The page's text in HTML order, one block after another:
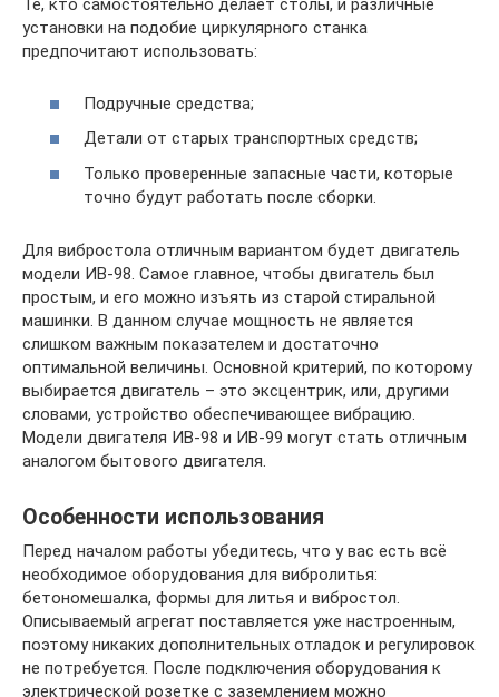
Те, кто самостоятельно делает столы, и различные
установки на подобие циркулярного станка
предпочитают использовать:
Подручные средства;
Детали от старых транспортных средств;
Только проверенные запасные части, которые
точно будут работать после сборки.
Для вибростола отличным вариантом будет двигатель
модели ИВ-98. Самое главное, чтобы двигатель был
простым, и его можно изъять из старой стиральной
машинки. В данном случае мощность не является
слишком важным показателем и достаточно
оптимальной величины. Основной критерий, по которому
выбирается двигатель – это эксцентрик, или, другими
словами, устройство обеспечивающее вибрацию.
Модели двигателя ИВ-98 и ИВ-99 могут стать отличным
аналогом бытового двигателя.
Особенности использования
Перед началом работы убедитесь, что у вас есть всё
необходимое оборудования для вибролитья:
бетономешалка, формы для литья и вибростол.
Описываемый агрегат поставляется уже настроенным,
поэтому никаких дополнительных отладок и регулировок
не потребуется. После подключения оборудования к
электрической розетке с заземлением можно